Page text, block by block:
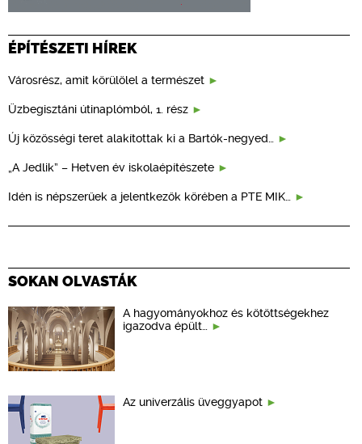
ÉPÍTÉSZETI HÍREK
Városrész, amit körülölel a természet
Üzbegisztáni útinaplómból, 1. rész
Új közösségi teret alakítottak ki a Bartók-negyed…
„A Jedlik” – Hetven év iskolaépítészete
Idén is népszerűek a jelentkezők körében a PTE MIK…
SOKAN OLVASTÁK
A hagyományokhoz és kötöttségekhez
igazodva épült…
Az univerzális üveggyapot